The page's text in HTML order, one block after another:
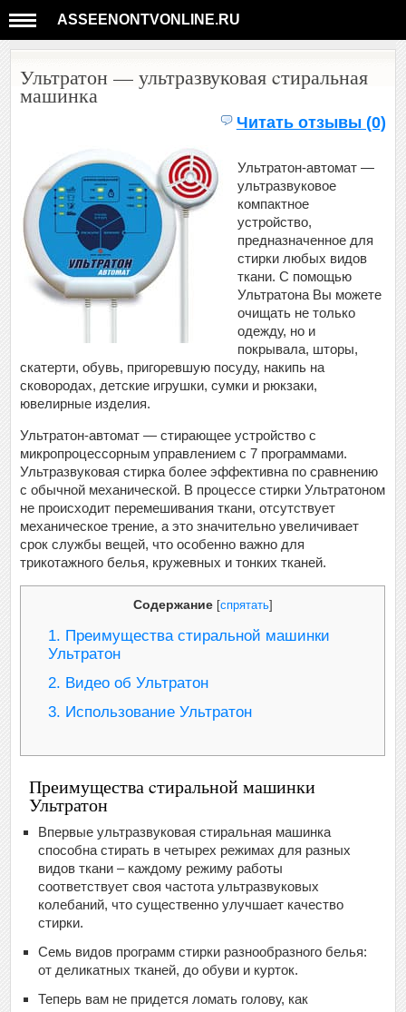
ASSEENONTVONLINE.RU
Ультратон — ультразвуковая cтиральная
машинка
Читать отзывы (0)
Ультратон-автомат —
ультразвуковое
компактное
устройство,
предназначенное для
стирки любых видов
ткани. С помощью
Ультратона Вы можете
очищать не только
одежду, но и
покрывала, шторы,
скатерти, обувь, пригоревшую посуду, накипь на
сковородах, детские игрушки, сумки и рюкзаки,
ювелирные изделия.
Ультратон-автомат — стирающее устройство с
микропроцессорным управлением с 7 программами.
Ультразвуковая стирка более эффективна по сравнению
с обычной механической. В процессе стирки Ультратоном
не происходит перемешивания ткани, отсутствует
механическое трение, а это значительно увеличивает
срок службы вещей, что особенно важно для
трикотажного белья, кружевных и тонких тканей.
Содержание [спрятать]
1. Преимущества cтиральной машинки
Ультратон
2. Видео об Ультратон
3. Использование Ультратон
Преимущества cтиральной машинки
Ультратон
Впервые ультразвуковая стиральная машинка
способна стирать в четырех режимах для разных
видов ткани – каждому режиму работы
соответствует своя частота ультразвуковых
колебаний, что существенно улучшает качество
стирки.
Семь видов программ стирки разнообразного белья:
от деликатных тканей, до обуви и курток.
Теперь вам не придется ломать голову, как